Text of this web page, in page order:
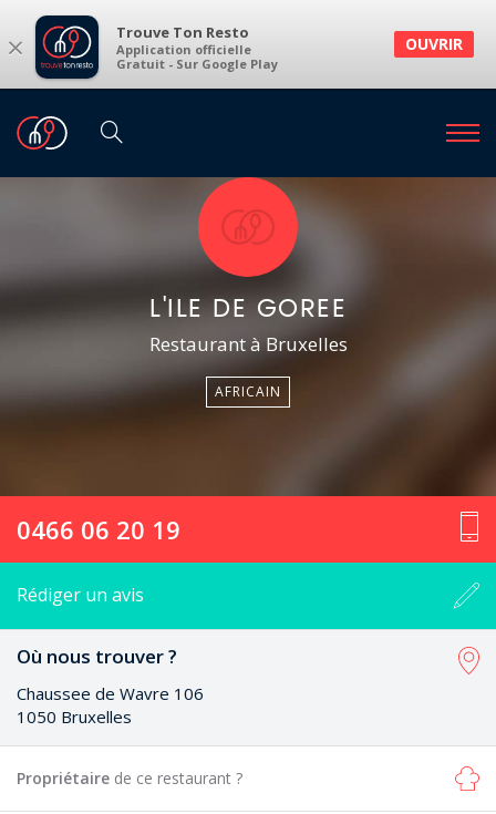
× Trouve Ton Resto
Application officielle
Gratuit - Sur Google Play
OUVRIR
L'ILE DE GOREE
Restaurant à Bruxelles
AFRICAIN
0466 06 20 19
Rédiger un avis
Où nous trouver ?
Chaussee de Wavre 106
1050 Bruxelles
Propriétaire de ce restaurant ?